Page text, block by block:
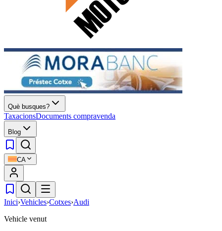
Què busques?
TaxacionsDocuments compravenda
Blog
CA
Inici›Vehicles›Cotxes›Audi
Vehicle venut